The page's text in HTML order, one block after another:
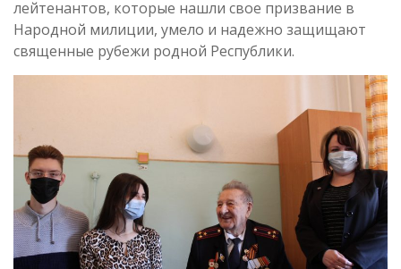
лейтенантов, которые нашли свое призвание в
Народной милиции, умело и надежно защищают
священные рубежи родной Республики.